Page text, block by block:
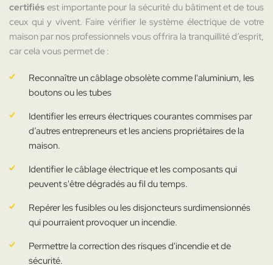
certifiés est importante pour la sécurité du bâtiment et de tous
ceux qui y vivent. Faire vérifier le système électrique de votre
maison par nos professionnels vous offrira la tranquillité d’esprit,
car cela vous permet de :
Reconnaître un câblage obsolète comme l'aluminium, les
boutons ou les tubes
Identifier les erreurs électriques courantes commises par
d’autres entrepreneurs et les anciens propriétaires de la
maison.
Identifier le câblage électrique et les composants qui
peuvent s'être dégradés au fil du temps.
Repérer les fusibles ou les disjoncteurs surdimensionnés
qui pourraient provoquer un incendie.
Permettre la correction des risques d'incendie et de
sécurité.